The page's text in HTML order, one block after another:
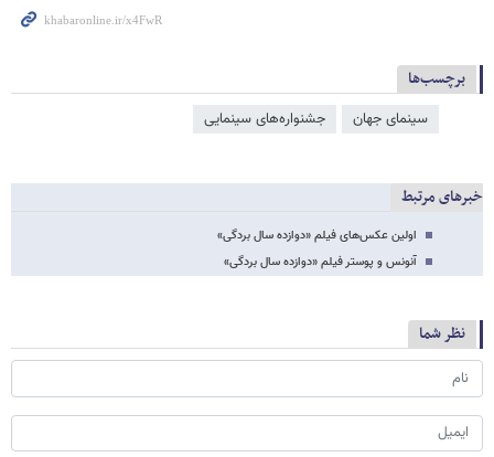
برچسب‌ها
سینمای جهان جشنواره‌های سینمایی
خبرهای مرتبط
اولین عکس‌های فیلم «دوازده سال بردگی»
آنونس و پوستر فیلم «دوازده سال بردگی»
نظر شما